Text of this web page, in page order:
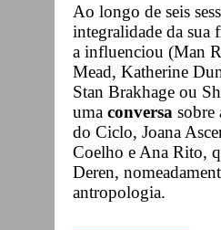
Ao longo de seis
integralidade da sua
a influenciou (Man
Mead, Katherine
Stan Brakhage ou
uma conversa sobre
do Ciclo, Joana
Coelho e Ana Rito,
Deren,
antropologia.